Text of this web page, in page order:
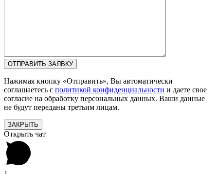
Нажимая кнопку «Отправить», Вы автоматически
соглашаетесь с политикой конфиденциальности и даете свое
согласие на обработку персональных данных. Ваши данные
не будут переданы третьим лицам.
ЗАКРЫТЬ
Открыть чат